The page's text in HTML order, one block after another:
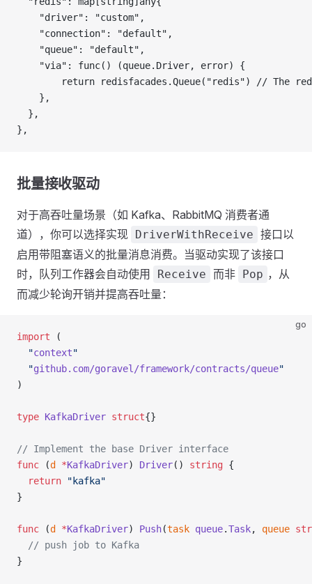
    "driver": "custom",
    "connection": "default",
    "queue": "default",
    "via": func() (queue.Driver, error) {
return redisfacades.Queue("redis") // The
    },
  },
},
批量接收驱动
对于高吞吐量场景（如 Kafka、RabbitMQ 消费者通
道），你可以选择实现 DriverWithReceive 接口以
启用带阻塞语义的批量消息消费。当驱动实现了该接口
时，队列工作器会自动使用
Receive 而非 Pop ，从
而减少轮询开销并提高吞吐量：
go
import (
  "
context"
  "
github.com/goravel/framework/contracts/queue"
)
type KafkaDriver struct{}
// Implement the base Driver interface
func (d *KafkaDriver) Driver() string {
  return
"kafka"
}
func (d *KafkaDriver) Push(task queue.Task, queue
  // push job to Kafka
}